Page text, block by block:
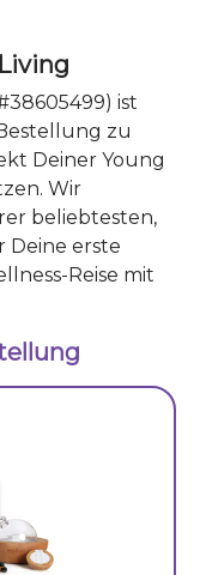
38605499) ist
zu
Deiner Young
Wir
beliebtesten,
erste
Reise mit